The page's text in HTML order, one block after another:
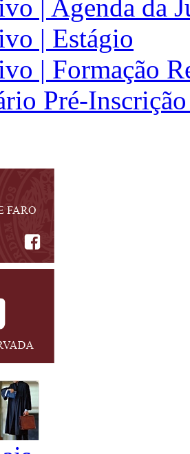
| Agenda da
| Estágio
| Formação
Pré-